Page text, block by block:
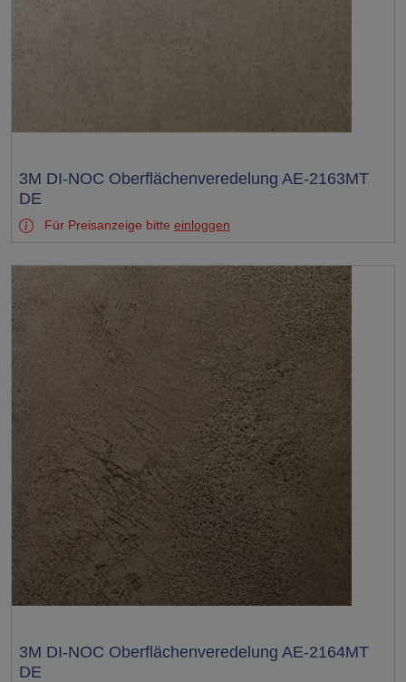
Test
3M DI-NOC Oberflächenveredelung AE-2163MT
DE
Für Preisanzeige bitte einloggen
Test
3M DI-NOC Oberflächenveredelung AE-2164MT
DE